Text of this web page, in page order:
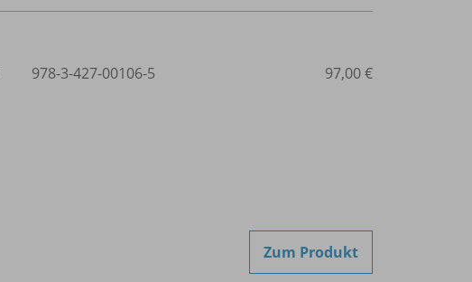
978-3-427-00106-5 97,00 €
Zum Produkt